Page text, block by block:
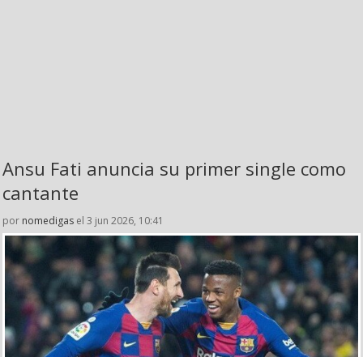
Ansu Fati anuncia su primer single como
cantante
por nomedigas el 3 jun 2026, 10:41